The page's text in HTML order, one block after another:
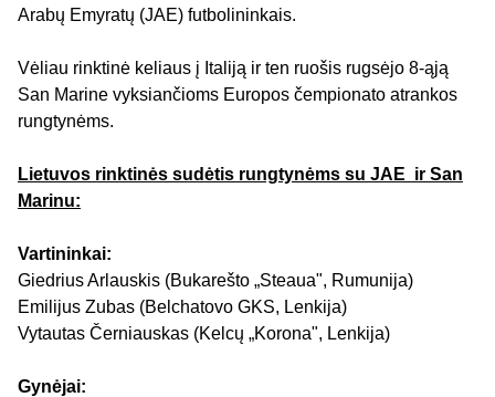
Arabų Emyratų (JAE) futbolininkais.
Vėliau rinktinė keliaus į Italiją ir ten ruošis rugsėjo 8-ąją
San Marine vyksiančioms Europos čempionato atrankos
rungtynėms.
Lietuvos rinktinės sudėtis rungtynėms su JAE ir San
Marinu:
Vartininkai:
Giedrius Arlauskis (Bukarešto „Steaua", Rumunija)
Emilijus Zubas (Belchatovo GKS, Lenkija)
Vytautas Černiauskas (Kelcų „Korona", Lenkija)
Gynėjai: